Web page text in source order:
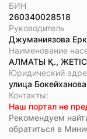
БИН
260340028518
Руководитель
Джуманиязова
Наименование
АЛМАТЫ Қ.,
Юридический
улица
Koнтaкты:
Наш портал не
Рекомендуем
обратиться в